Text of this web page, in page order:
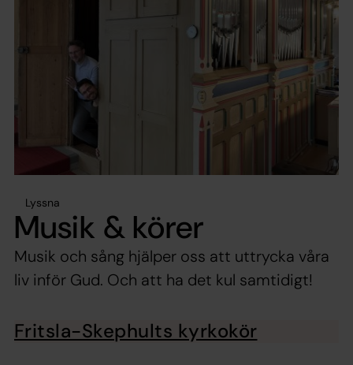
Lyssna
Musik & körer
Musik och sång hjälper oss att uttrycka våra
liv inför Gud. Och att ha det kul samtidigt!
Fritsla-Skephults kyrkokör